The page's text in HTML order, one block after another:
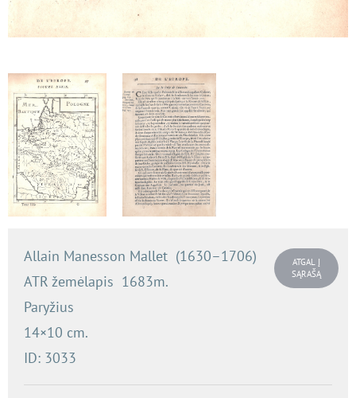
Allain Manesson Mallet (1630–1706)
ATR žemėlapis 1683m.
Paryžius
14×10 cm.
ID: 3033
ATGAL Į
SĄRAŠĄ